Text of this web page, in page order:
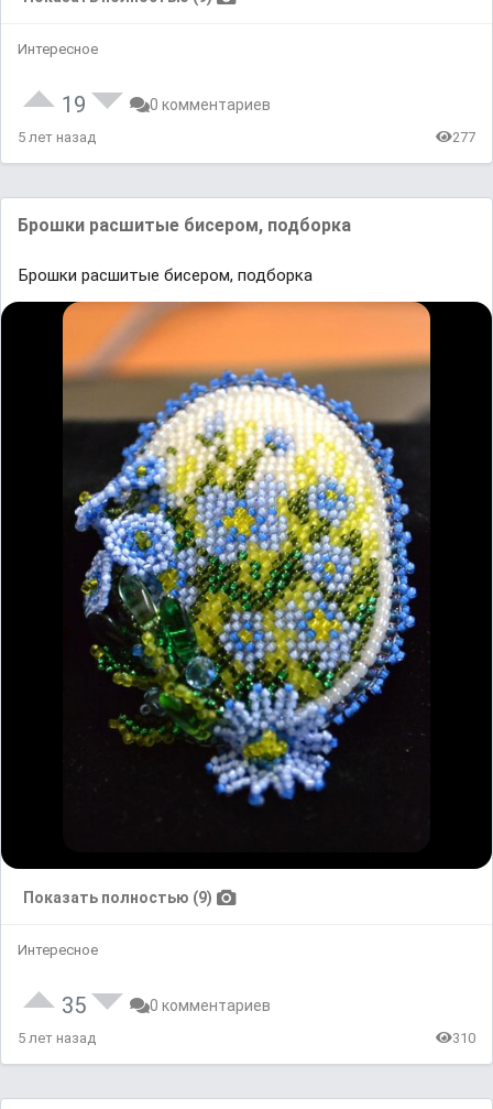
Интересное
19 0 комментариев
5 лет назад 277
Брошки расшитые бисером, подборка
Брошки расшитые бисером, подборка
Показать полностью (9)
Интересное
35 0 комментариев
5 лет назад 310